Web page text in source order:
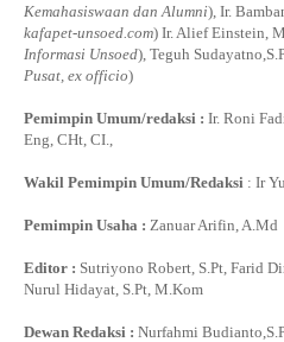
Kemahasiswaan dan Alumni), Ir.
kafapet-unsoed.com) Ir. Alief Einstein,
Informasi Unsoed), Teguh
Pusat, ex officio)
Pemimpin Umum/redaksi : Ir. Roni
Eng, CHt, CI.,
Wakil Pemimpin Umum/Redaksi : Ir
Pemimpin Usaha : Zanuar Arifin, A.Md
Editor : Sutriyono Robert, S.Pt, Farid
Nurul Hidayat, S.Pt, M.Kom
Dewan Redaksi : Nurfahmi